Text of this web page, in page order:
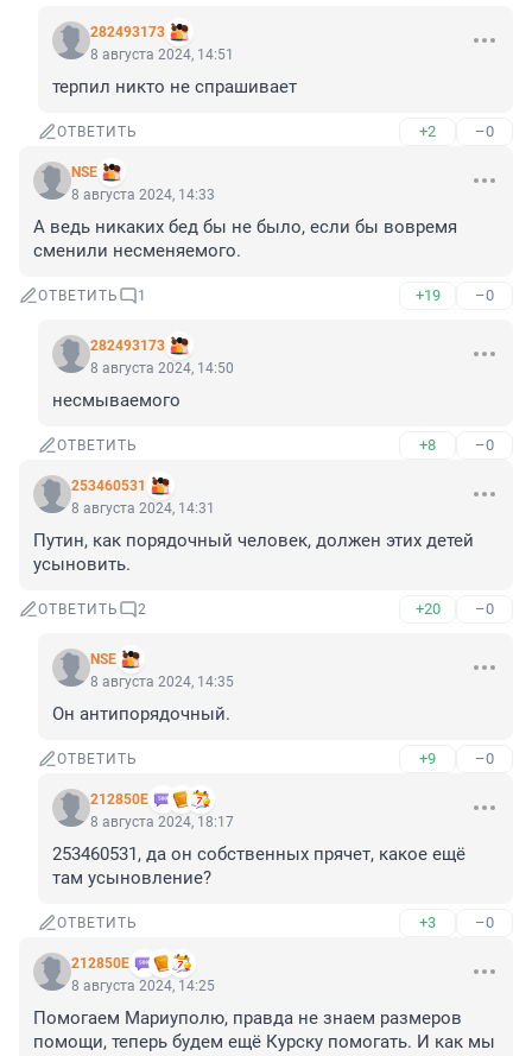
282493173
8 августа 2024, 14:51
терпил никто не спрашивает
ОТВЕТИТЬ +2 –0
NSE
8 августа 2024, 14:33
А ведь никаких бед бы не было, если бы вовремя
сменили несменяемого.
ОТВЕТИТЬ 1 +19 –0
282493173
8 августа 2024, 14:50
несмываемого
ОТВЕТИТЬ +8 –0
253460531
8 августа 2024, 14:31
Путин, как порядочный человек, должен этих детей
усыновить.
ОТВЕТИТЬ 2 +20 –0
NSE
8 августа 2024, 14:35
Он антипорядочный.
ОТВЕТИТЬ +9 –0
212850Е
8 августа 2024, 18:17
253460531, да он собственных прячет, какое ещё
там усыновление?
ОТВЕТИТЬ +3 –0
212850Е
8 августа 2024, 14:25
Помогаем Мариуполю, правда не знаем размеров
помощи, теперь будем ещё Курску помогать. И как мы